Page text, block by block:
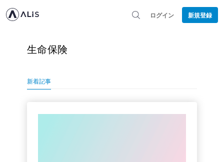
ログイン 新規登録
生命保険
新着記事